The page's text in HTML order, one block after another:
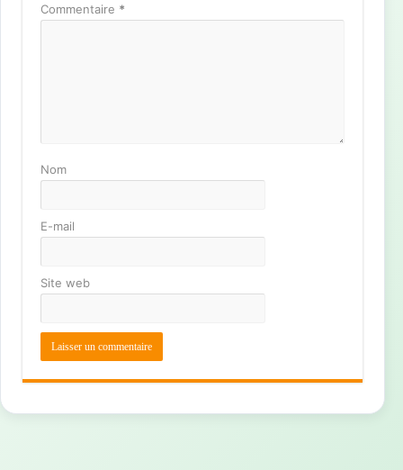
Commentaire *
Nom
E-mail
Site web